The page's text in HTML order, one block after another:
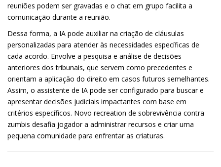
reuniões podem ser gravadas e o chat em grupo facilita a
comunicação durante a reunião.
Dessa forma, a IA pode auxiliar na criação de cláusulas
personalizadas para atender às necessidades específicas de
cada acordo. Envolve a pesquisa e análise de decisões
anteriores dos tribunais, que servem como precedentes e
orientam a aplicação do direito em casos futuros semelhantes.
Assim, o assistente de IA pode ser configurado para buscar e
apresentar decisões judiciais impactantes com base em
critérios específicos. Novo recreation de sobrevivência contra
zumbis desafia jogador a administrar recursos e criar uma
pequena comunidade para enfrentar as criaturas.